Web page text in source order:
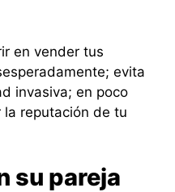
en vender tus
evita
invasiva; en poco
reputación de tu
su pareja